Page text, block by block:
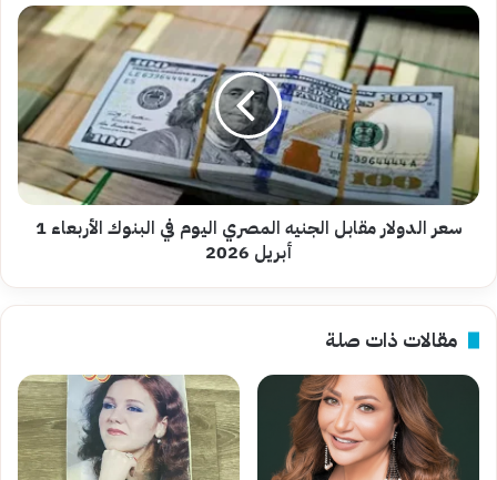
سعر
الدولار
مقابل
الجنيه
المصري
اليوم
في
البنوك
الأربعاء
سعر الدولار مقابل الجنيه المصري اليوم في البنوك الأربعاء 1
أبريل 2026
مقالات ذات صلة